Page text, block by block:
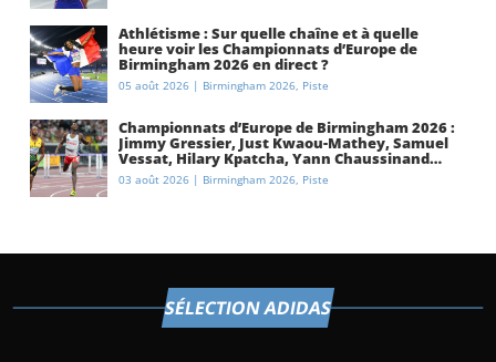
Athlétisme : Sur quelle chaîne et à quelle
heure voir les Championnats d’Europe de
Birmingham 2026 en direct ?
05 août 2026 | Birmingham 2026 Piste
Championnats d’Europe de Birmingham 2026 :
Jimmy Gressier, Just Kwaou-Mathey, Samuel
Vessat, Hilary Kpatcha, Yann Chaussinand…
Présentation de l’équipe de France
d’athlétisme
03 août 2026 | Birmingham 2026 Piste
SÉLECTION ADIDAS